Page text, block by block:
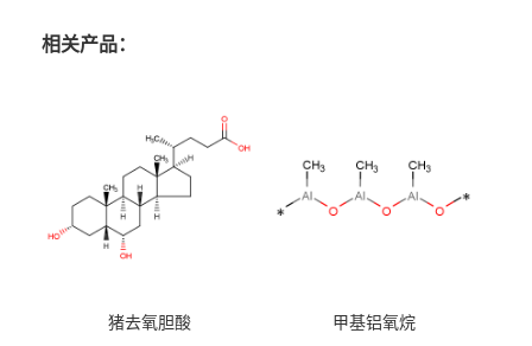
相关产品：
猪去氧胆酸 甲基铝氧烷